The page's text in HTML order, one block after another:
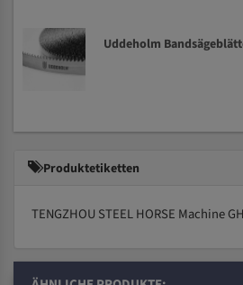
Uddeholm
Produktetiketten
TENGZHOU STEEL HORSE Machine